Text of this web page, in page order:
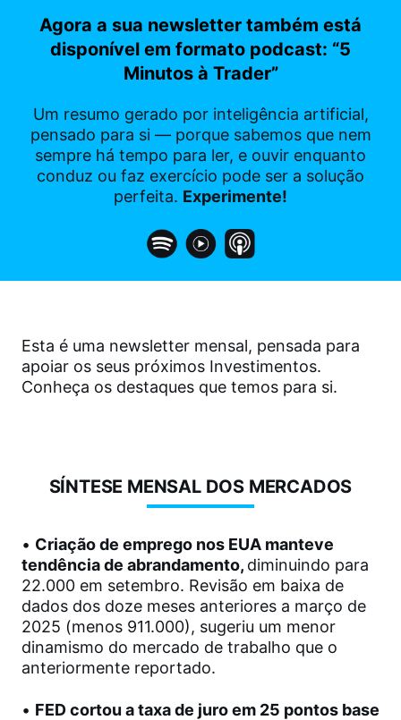
Agora a sua newsletter também está
disponível em formato podcast: “5
Minutos à Trader”
Um resumo gerado por inteligência artificial,
pensado para si — porque sabemos que nem
sempre há tempo para ler, e ouvir enquanto
conduz ou faz exercício pode ser a solução
perfeita. Experimente!
Esta é uma newsletter mensal, pensada para
apoiar os seus próximos Investimentos.
Conheça os destaques que temos para si.
SÍNTESE MENSAL DOS MERCADOS
• Criação de emprego nos EUA manteve
tendência de abrandamento, diminuindo para
22.000 em setembro. Revisão em baixa de
dados dos doze meses anteriores a março de
2025 (menos 911.000), sugeriu um menor
dinamismo do mercado de trabalho que o
anteriormente reportado.
• FED cortou a taxa de juro em 25 pontos base